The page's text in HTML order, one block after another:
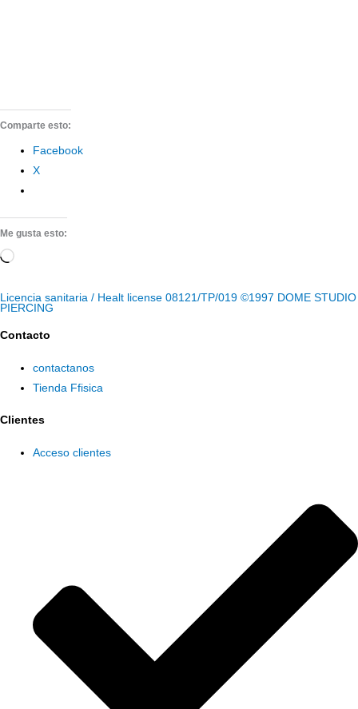
Comparte esto:
Facebook
X
Me gusta esto:
Cargando...
Licencia sanitaria / Healt license 08121/TP/019 ©1997 DOME STUDIO
PIERCING
Contacto
contactanos
Tienda Ffisica
Clientes
Acceso clientes